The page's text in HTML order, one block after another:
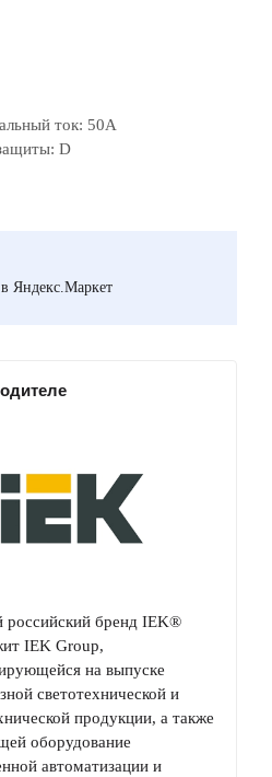
ток: 50А
D
Яндекс.Маркет
российский бренд IEK®
IEK Group,
на выпуске
светотехнической и
продукции, а также
оборудование
автоматизации и